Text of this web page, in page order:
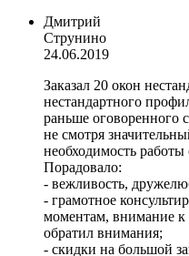
Дмитрий
Струнино
24.06.2019
Заказал 20 окон
нестандартного
раньше оговоренного
не смотря
необходимость
Порадовало:
- вежливость,
- грамотное
моментам, внимание к
обратил внимания;
- скидки на большой